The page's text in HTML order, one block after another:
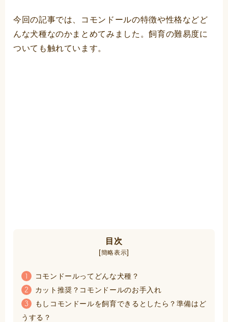
今回の記事では、コモンドールの特徴や性格などど
んな犬種なのかまとめてみました。飼育の難易度に
ついても触れています。
目次
[簡略表示]
1 コモンドールってどんな犬種？
2 カット推奨？コモンドールのお手入れ
3
もしコモンドールを飼育できるとしたら？準備はど
うする？